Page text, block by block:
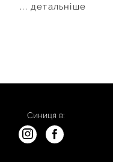
... детальніше
Синиця в: